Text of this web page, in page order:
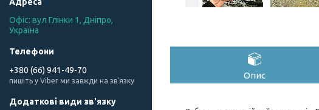
Опис
Офіс: вул Глінки 1, Дніпро,
Україна
+380 (66) 941-49-70
пишіть у Viber ми завжди на зв'язку